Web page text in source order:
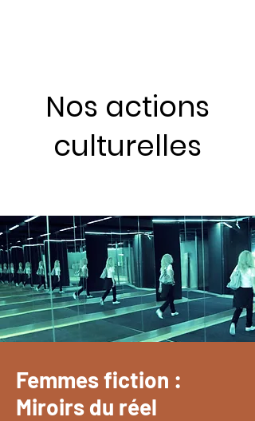
Nos actions
culturelles
Femmes fiction :
Miroirs du réel